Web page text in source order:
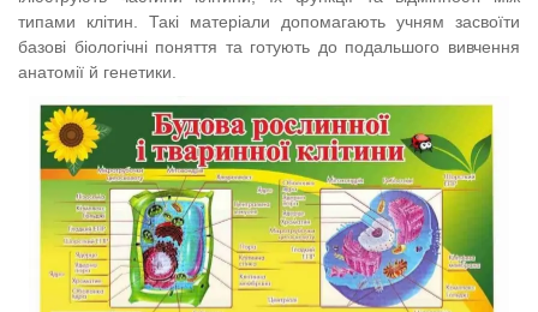
типами клітин. Такі матеріали допомагають учням засвоїти
базові біологічні поняття та готують до подальшого вивчення
анатомії й генетики.